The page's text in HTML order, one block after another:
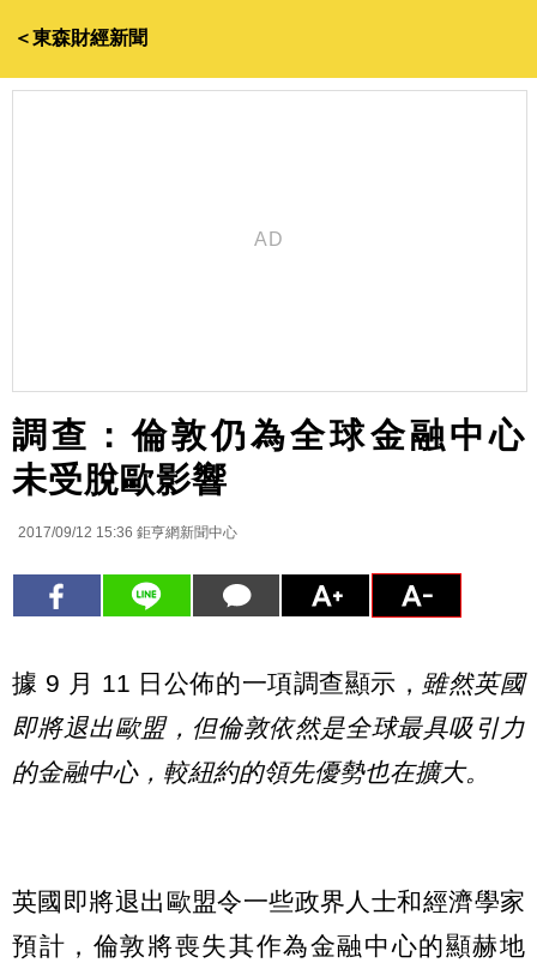
＜東森財經新聞
調查：倫敦仍為全球金融中心
未受脫歐影響
2017/09/12 15:36 鉅亨網新聞中心
據 9 月 11 日公佈的一項調查顯示， 雖然英國
即將退出歐盟，但倫敦依然是全球最具吸引力
的金融中心，較紐約的領先優勢也在擴大。
英國即將退出歐盟令一些政界人士和經濟學家
預計，倫敦將喪失其作為金融中心的顯赫地